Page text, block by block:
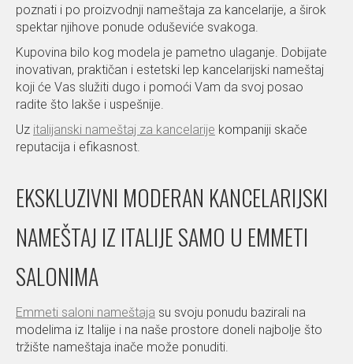
poznati i po proizvodnji nameštaja za kancelarije, a širok
spektar njihove ponude oduševiće svakoga.
Kupovina bilo kog modela je pametno ulaganje. Dobijate
inovativan, praktičan i estetski lep kancelarijski nameštaj
koji će Vas služiti dugo i pomoći Vam da svoj posao
radite što lakše i uspešnije.
Uz italijanski nameštaj za kancelarije kompaniji skače
reputacija i efikasnost.
EKSKLUZIVNI MODERAN KANCELARIJSKI
NAMEŠTAJ IZ ITALIJE SAMO U EMMETI
SALONIMA
Emmeti saloni nameštaja su svoju ponudu bazirali na
modelima iz Italije i na naše prostore doneli najbolje što
tržište nameštaja inače može ponuditi.